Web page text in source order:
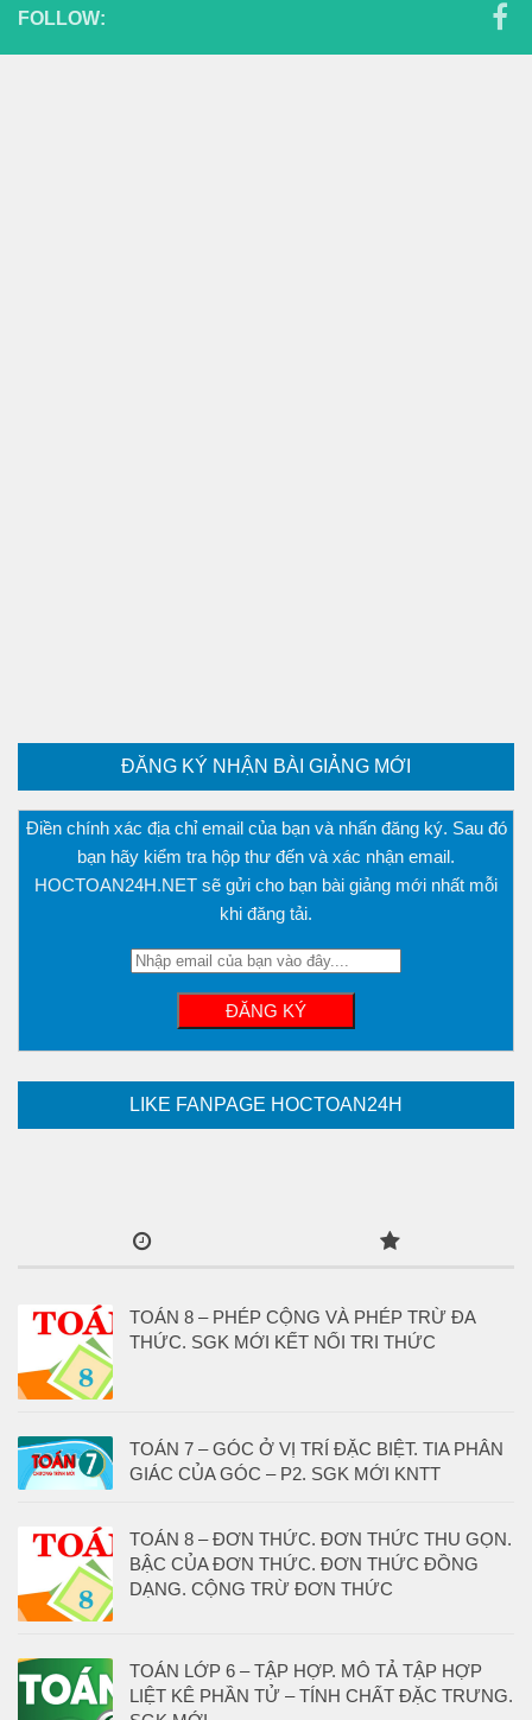
Thể tích khối đa diện
FOLLOW:
ĐĂNG KÝ NHẬN BÀI GIẢNG MỚI
Điền chính xác địa chỉ email của bạn và nhấn đăng ký. Sau đó
bạn hãy kiểm tra hộp thư đến và xác nhận email.
HOCTOAN24H.NET sẽ gửi cho bạn bài giảng mới nhất mỗi
khi đăng tải.
LIKE FANPAGE HOCTOAN24H
TOÁN 8 – PHÉP CỘNG VÀ PHÉP TRỪ ĐA
THỨC. SGK MỚI KẾT NỐI TRI THỨC
TOÁN 7 – GÓC Ở VỊ TRÍ ĐẶC BIỆT. TIA PHÂN
GIÁC CỦA GÓC – P2. SGK MỚI KNTT
TOÁN 8 – ĐƠN THỨC. ĐƠN THỨC THU GỌN.
BẬC CỦA ĐƠN THỨC. ĐƠN THỨC ĐỒNG
DẠNG. CỘNG TRỪ ĐƠN THỨC
TOÁN LỚP 6 – TẬP HỢP. MÔ TẢ TẬP HỢP
LIỆT KÊ PHẦN TỬ – TÍNH CHẤT ĐẶC TRƯNG.